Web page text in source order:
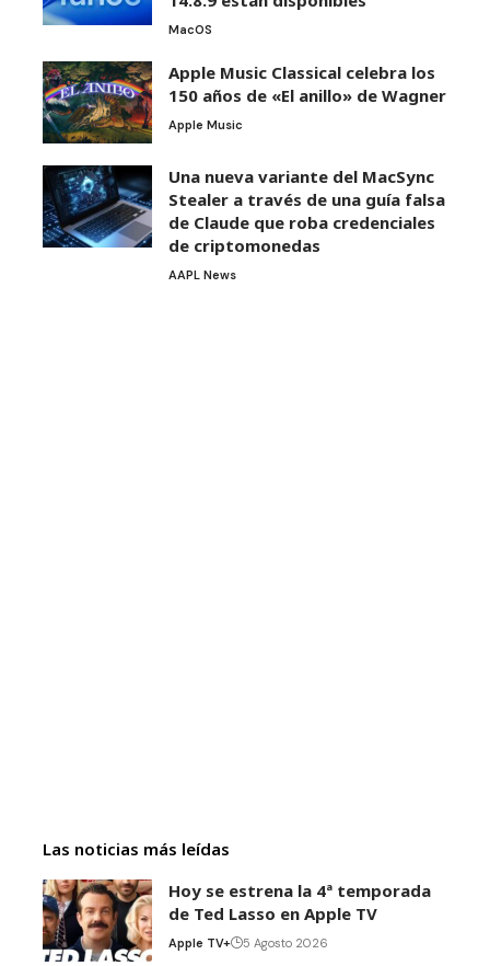
MacOS
Apple Music Classical celebra los
150 años de «El anillo» de Wagner
Apple Music
Una nueva variante del MacSync
Stealer a través de una guía falsa
de Claude que roba credenciales
de criptomonedas
AAPL News
Las noticias más leídas
Hoy se estrena la 4ª temporada
de Ted Lasso en Apple TV
Apple TV+ 5 Agosto 2026